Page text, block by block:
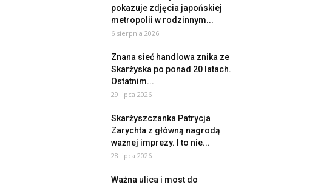
pokazuje zdjęcia japońskiej
metropolii w rodzinnym...
6 sierpnia 2026
Znana sieć handlowa znika ze
Skarżyska po ponad 20 latach.
Ostatnim...
29 lipca 2026
Skarżyszczanka Patrycja
Zarychta z główną nagrodą
ważnej imprezy. I to nie...
28 lipca 2026
Ważna ulica i most do